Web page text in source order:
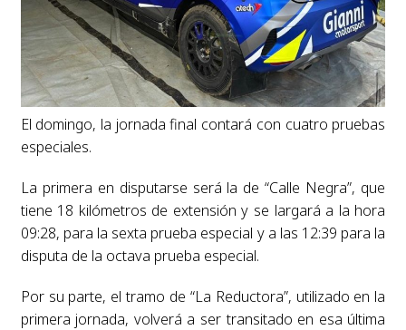
El domingo, la jornada final contará con cuatro pruebas
especiales.
La primera en disputarse será la de “Calle Negra”, que
tiene 18 kilómetros de extensión y se largará a la hora
09:28, para la sexta prueba especial y a las 12:39 para la
disputa de la octava prueba especial.
Por su parte, el tramo de “La Reductora”, utilizado en la
primera jornada, volverá a ser transitado en esa última